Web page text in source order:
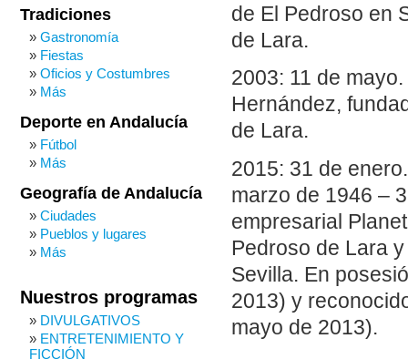
de El Pedroso en
de Lara.
2003: 11 de
Hernández,
de Lara.
2015: 31 de
marzo de 1946 –
empresarial
Pedroso de Lara
Sevilla. En
2013) y
mayo de 2013).
Tradiciones
Gastronomía
Fiestas
Oficios y Costumbres
Más
Deporte en Andalucía
Fútbol
Más
Geografía de Andalucía
Ciudades
Pueblos y lugares
Más
Nuestros programas
DIVULGATIVOS
ENTRETENIMIENTO Y
FICCIÓN